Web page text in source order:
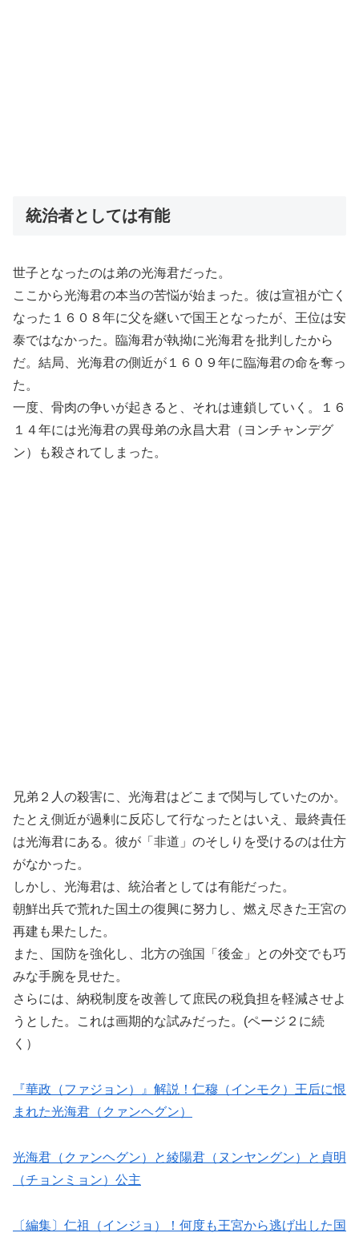
統治者としては有能
世子となったのは弟の光海君だった。
ここから光海君の本当の苦悩が始まった。彼は宣祖が亡く
なった１６０８年に父を継いで国王となったが、王位は安
泰ではなかった。臨海君が執拗に光海君を批判したから
だ。結局、光海君の側近が１６０９年に臨海君の命を奪っ
た。
一度、骨肉の争いが起きると、それは連鎖していく。１６
１４年には光海君の異母弟の永昌大君（ヨンチャンデグ
ン）も殺されてしまった。
兄弟２人の殺害に、光海君はどこまで関与していたのか。
たとえ側近が過剰に反応して行なったとはいえ、最終責任
は光海君にある。彼が「非道」のそしりを受けるのは仕方
がなかった。
しかし、光海君は、統治者としては有能だった。
朝鮮出兵で荒れた国土の復興に努力し、燃え尽きた王宮の
再建も果たした。
また、国防を強化し、北方の強国「後金」との外交でも巧
みな手腕を見せた。
さらには、納税制度を改善して庶民の税負担を軽減させよ
うとした。これは画期的な試みだった。(ページ２に続
く）
『華政（ファジョン）』解説！仁穆（インモク）王后に恨
まれた光海君（クァンヘグン）
光海君（クァンヘグン）と綾陽君（ヌンヤングン）と貞明
（チョンミョン）公主
〔編集〕仁祖（インジョ）！何度も王宮から逃げ出した国